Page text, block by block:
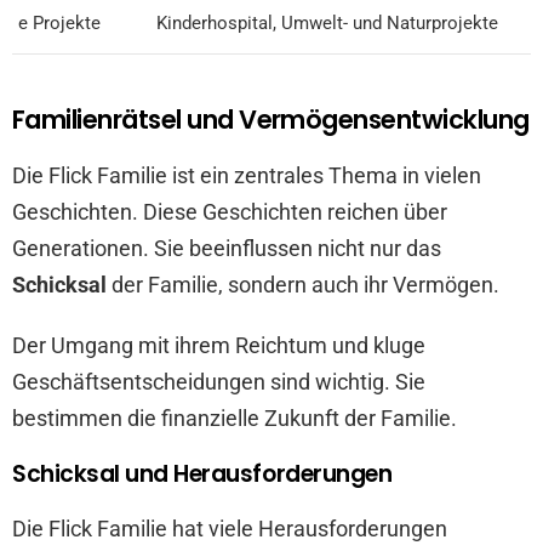
e Projekte
Kinderhospital, Umwelt- und Naturprojekte
Familienrätsel und Vermögensentwicklung
Die Flick Familie ist ein zentrales Thema in vielen
Geschichten. Diese Geschichten reichen über
Generationen. Sie beeinflussen nicht nur das
Schicksal der Familie, sondern auch ihr Vermögen.
Der Umgang mit ihrem Reichtum und kluge
Geschäftsentscheidungen sind wichtig. Sie
bestimmen die finanzielle Zukunft der Familie.
Schicksal und Herausforderungen
Die Flick Familie hat viele Herausforderungen